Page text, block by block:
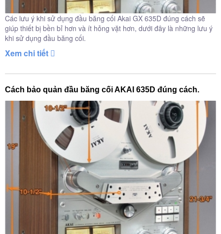
Các lưu ý khi sử dụng đầu băng cối Akai GX 635D đúng cách sẽ
giúp thiết bị bền bỉ hơn và ít hỏng vặt hơn, dưới đây là những lưu ý
khi sử dụng đầu băng cối.
Xem chi tiết
Cách bảo quản đầu băng cối AKAI 635D đúng cách.